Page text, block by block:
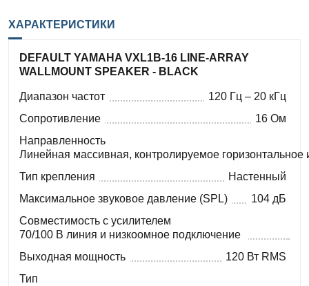
ХАРАКТЕРИСТИКИ
DEFAULT YAMAHA VXL1B-16 LINE-ARRAY
WALLMOUNT SPEAKER - BLACK
Диапазон частот
120 Гц – 20 кГц
Сопротивление
16 Ом
Направленность
Линейная массивная, контролируемое горизонтальное
Тип крепления
Настенный
Максимальное звуковое давление (SPL)
104 дБ
Совместимость с усилителем
70/100 В линия и низкоомное подключение
Выходная мощность
120 Вт RMS
Тип